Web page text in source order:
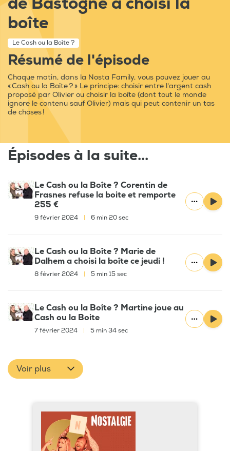
boîte
Le Cash ou la Boîte ?
Résumé de l'épisode
Chaque matin, dans la Nosta Family, vous pouvez jouer au
« Cash ou la Boîte ? » Le principe: choisir entre l'argent cash
proposé par Olivier ou choisir la boîte (dont tout le monde
ignore le contenu sauf Olivier) mais qui peut contenir un tas
de choses !
Épisodes à la suite...
Le Cash ou la Boîte ? Corentin de
Frasnes refuse la boite et remporte
255 €
9 février 2024 6 min 20 sec
Le Cash ou la Boîte ? Marie de
Dalhem a choisi la boîte ce jeudi !
8 février 2024 5 min 15 sec
Le Cash ou la Boîte ? Martine joue au
Cash ou la Boite
7 février 2024 5 min 34 sec
Voir plus